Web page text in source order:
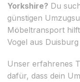
Yorkshire? Du
günstigen
Möbeltransport
Vogel aus
Unser erfahrenes
dafür, dass dein